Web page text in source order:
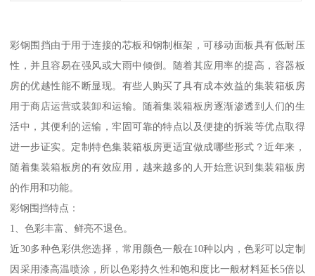
彩钢围挡由于用于连接的芯板和钢制框架，可移动面板具有低耐压
性，并且容易在强风或大雨中倾倒。随着其应用率的提高，容器板
房的优越性能不断显现。有些人购买了具有成本效益的集装箱板房
用于商店运营或装卸和运输。随着集装箱板房逐渐渗透到人们的生
活中，其便利的运输，牢固可靠的特点以及便捷的拆装等优点取得
进一步证实。定制特色集装箱板房更适宜做成哪些形式？近年来，
随着集装箱板房的有效应用，越来越多的人开始意识到集装箱板房
的作用和功能。
彩钢围挡特点：
1、色彩丰富、鲜亮不退色。
近30多种色彩供您选择，常用颜色一般在10种以内，色彩可以定制
因采用漆高温喷涂，所以色彩持久性和饱和度比一般材料延长5倍以